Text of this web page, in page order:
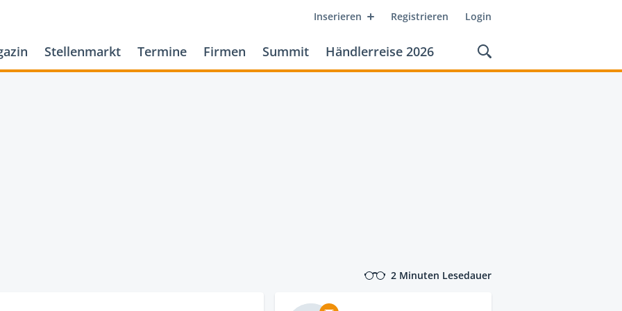
Inserieren Registrieren Login
Stellenmarkt Termine Firmen Summit Händlerreise 2026
2 Minuten Lesedauer